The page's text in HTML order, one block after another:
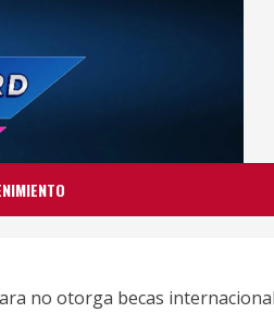
no otorga becas